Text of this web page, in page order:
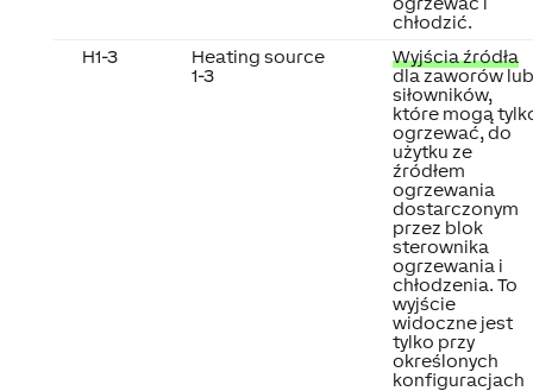
chłodzić.
H1-3
Heating source
1-3
Wyjścia źródła
dla zaworów lub
siłowników,
które mogą
ogrzewać, do
użytku ze
źródłem
ogrzewania
dostarczonym
przez blok
sterownika
ogrzewania i
chłodzenia. To
wyjście
widoczne jest
tylko przy
określonych
konfiguracjach